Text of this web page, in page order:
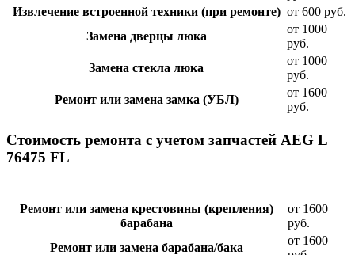
Извлечение встроенной техники (при ремонте) от 600 руб.
Замена дверцы люка
от 1000
руб.
Замена стекла люка
от 1000
руб.
Ремонт или замена замка (УБЛ)
от 1600
руб.
Стоимость ремонта с учетом запчастей AEG L
76475 FL
Ремонт или замена крестовины (крепления)
барабана
от 1600
руб.
Ремонт или замена барабана/бака
от 1600